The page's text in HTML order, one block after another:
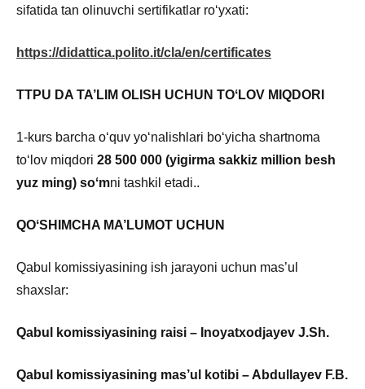
sifatida tan olinuvchi sertifikatlar roʻyxati:
https://didattica.polito.it/cla/en/certificates
TTPU DA TA’LIM OLISH UCHUN TOʻLOV MIQDORI
1-kurs barcha oʻquv yoʻnalishlari boʻyicha shartnoma
toʻlov miqdori 28 500 000 (yigirma sakkiz million besh
yuz ming) soʻmni tashkil etadi..
QOʻSHIMCHA MA’LUMOT UCHUN
Qabul komissiyasining ish jarayoni uchun mas’ul
shaxslar:
Qabul komissiyasining raisi – Inoyatxodjayev J.Sh.
Qabul komissiyasining mas’ul kotibi – Abdullayev F.B.